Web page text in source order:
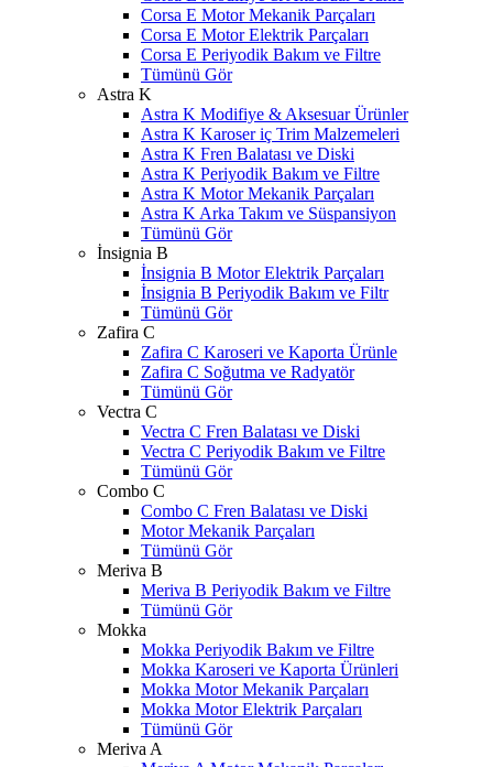
Corsa E Motor Mekanik Parçaları
Corsa E Motor Elektrik Parçaları
Corsa E Periyodik Bakım ve Filtre
Tümünü Gör
Astra K
Astra K Modifiye & Aksesuar Ürünler
Astra K Karoser iç Trim Malzemeleri
Astra K Fren Balatası ve Diski
Astra K Periyodik Bakım ve Filtre
Astra K Motor Mekanik Parçaları
Astra K Arka Takım ve Süspansiyon
Tümünü Gör
İnsignia B
İnsignia B Motor Elektrik Parçaları
İnsignia B Periyodik Bakım ve Filtr
Tümünü Gör
Zafira C
Zafira C Karoseri ve Kaporta Ürünle
Zafira C Soğutma ve Radyatör
Tümünü Gör
Vectra C
Vectra C Fren Balatası ve Diski
Vectra C Periyodik Bakım ve Filtre
Tümünü Gör
Combo C
Combo C Fren Balatası ve Diski
Motor Mekanik Parçaları
Tümünü Gör
Meriva B
Meriva B Periyodik Bakım ve Filtre
Tümünü Gör
Mokka
Mokka Periyodik Bakım ve Filtre
Mokka Karoseri ve Kaporta Ürünleri
Mokka Motor Mekanik Parçaları
Mokka Motor Elektrik Parçaları
Tümünü Gör
Meriva A